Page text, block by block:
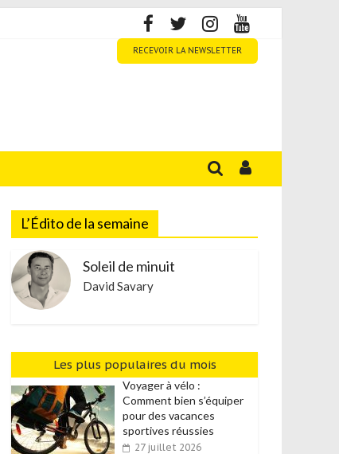
RECEVOIR LA NEWSLETTER
L’Édito de la semaine
Soleil de minuit
David Savary
Les plus populaires du mois
Voyager à vélo :
Comment bien s’équiper
pour des vacances
sportives réussies
27 juillet 2026